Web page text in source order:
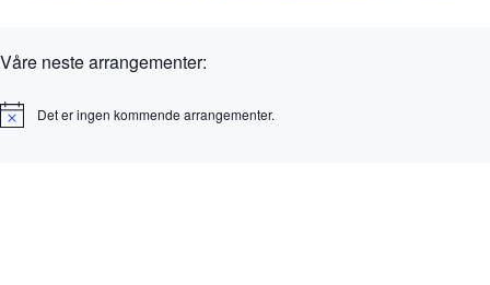
Våre neste arrangementer:
M
Det er ingen kommende arrangementer.